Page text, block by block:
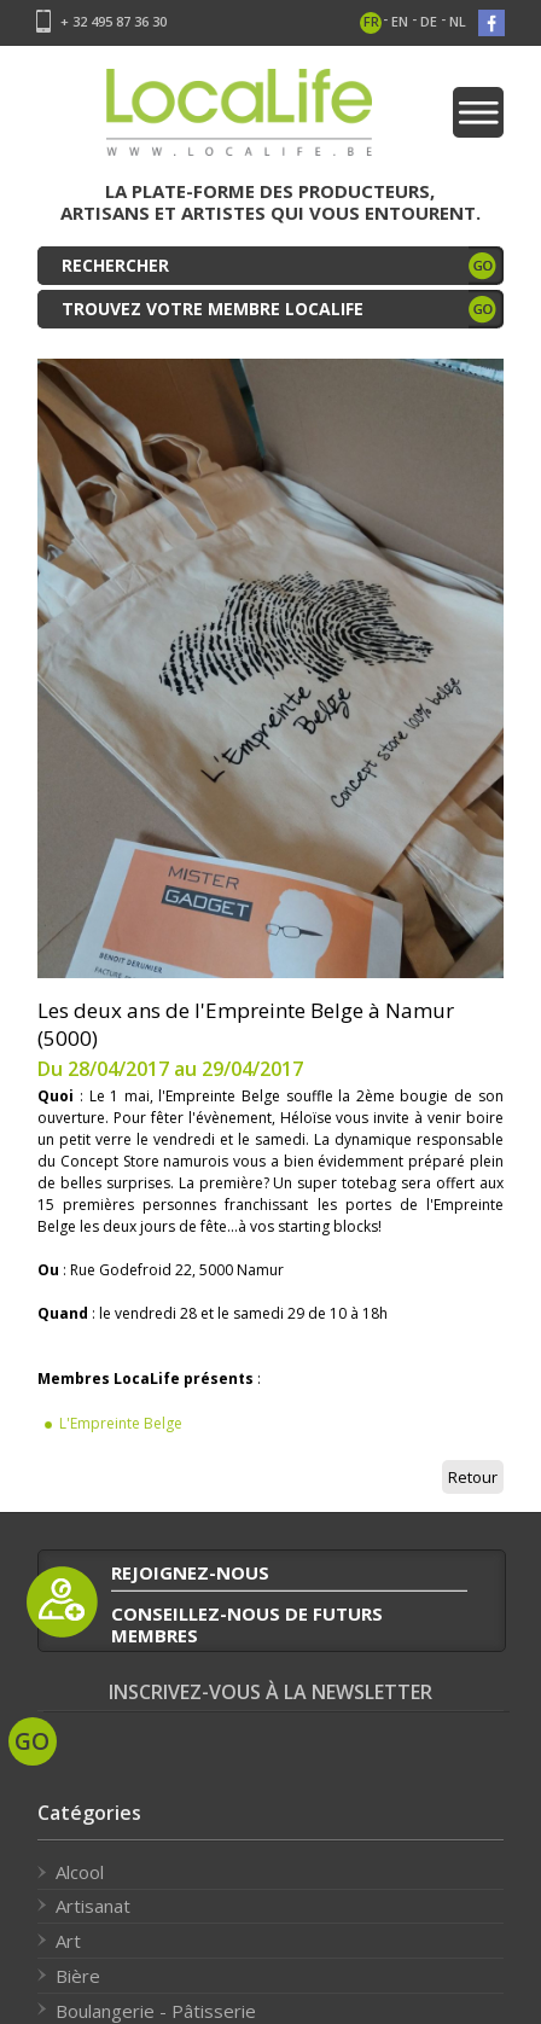
+ 32 495 87 36 30 FR - EN - DE - NL
LA PLATE-FORME DES PRODUCTEURS,
ARTISANS ET ARTISTES QUI VOUS ENTOURENT.
TROUVEZ VOTRE MEMBRE LOCALIFE
Les deux ans de l'Empreinte Belge à Namur
(5000)
Du 28/04/2017 au 29/04/2017
Quoi : Le 1 mai, l'Empreinte Belge souffle la 2ème bougie de son
ouverture. Pour fêter l'évènement, Héloïse vous invite à venir boire
un petit verre le vendredi et le samedi. La dynamique responsable
du Concept Store namurois vous a bien évidemment préparé plein
de belles surprises. La première? Un super totebag sera offert aux
15 premières personnes franchissant les portes de l'Empreinte
Belge les deux jours de fête...à vos starting blocks!
Ou : Rue Godefroid 22, 5000 Namur
Quand : le vendredi 28 et le samedi 29 de 10 à 18h
Membres LocaLife présents :
L'Empreinte Belge
Retour
REJOIGNEZ-NOUS
CONSEILLEZ-NOUS DE FUTURS
MEMBRES
INSCRIVEZ-VOUS À LA NEWSLETTER
Catégories
Alcool
Artisanat
Art
Bière
Boulangerie - Pâtisserie